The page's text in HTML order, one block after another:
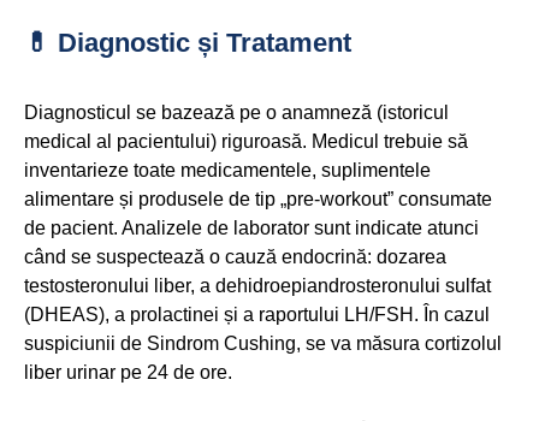
💊 Diagnostic și Tratament
Diagnosticul se bazează pe o anamneză (istoricul
medical al pacientului) riguroasă. Medicul trebuie să
inventarieze toate medicamentele, suplimentele
alimentare și produsele de tip „pre-workout” consumate
de pacient. Analizele de laborator sunt indicate atunci
când se suspectează o cauză endocrină: dozarea
testosteronului liber, a dehidroepiandrosteronului sulfat
(DHEAS), a prolactinei și a raportului LH/FSH. În cazul
suspiciunii de Sindrom Cushing, se va măsura cortizolul
liber urinar pe 24 de ore.